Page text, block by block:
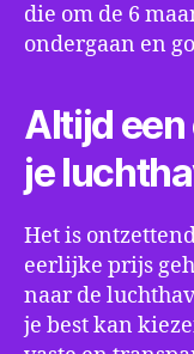
die om de 6
ondergaan en
Altijd
je
Het is
eerlijke prijs
naar de
je best kan